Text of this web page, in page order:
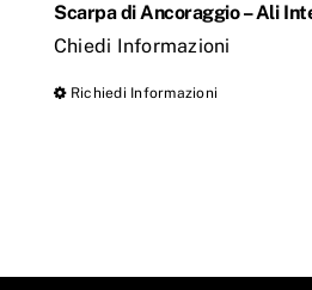
Scarpa di Ancoraggio – Ali
Chiedi Informazioni
Richiedi Informazioni
Le